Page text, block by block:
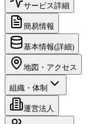
サービス詳細
簡易情報
基本情報(詳細)
地図・アクセス
組織・体制
運営法人